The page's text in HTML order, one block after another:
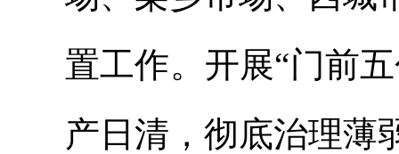
置工作。开展“门前
产日清，彻底治理薄